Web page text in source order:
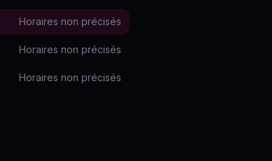
Horaires non précisés
Horaires non précisés
Horaires non précisés